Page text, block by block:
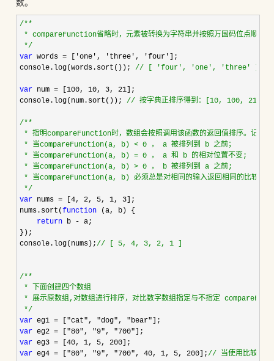
/**
* compareFunction省略时，元素被转换为字符串并按照万国码位点顺序排
*/
var words = ['one', 'three', 'four'
];
console.log(words.sort()); // [ 'four', 'one', 'three' ]
var num = [100, 10, 3, 21 ];
console.log(num.sort()); // 按字典正排序得到：[10, 100, 21, 3]
/**
* 指明compareFunction时，数组会按照调用该函数的返回值排序。记 a
* 当compareFunction(a, b) < 0 ， a 被排列到 b 之前；
* 当compareFunction(a, b) = 0 ， a 和 b 的相对位置不变;
* 当compareFunction(a, b) > 0 ， b 被排列到 a 之前;
* 当compareFunction(a, b) 必须总是对相同的输入返回相同的比较结果
*/
var nums = [4, 2, 5, 1, 3 ];
nums.sort(function (a, b) {
return b - a;
});
console.log(nums);// [ 5, 4, 3, 2, 1 ]
/**
* 下面创建四个数组
* 展示原数组,对数组进行排序，对比数字数组指定与不指定
*/
var eg1 = ["cat", "dog", "bear"
var eg2 = ["80", "9", "700"
var eg3 = [40, 1, 5, 200
var eg4 = ["80", "9", "700", 40, 1, 5, 200];// 当使用比较函